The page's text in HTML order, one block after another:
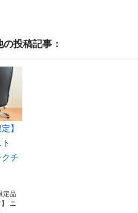
投稿記事：
】
チ
定品
ニ